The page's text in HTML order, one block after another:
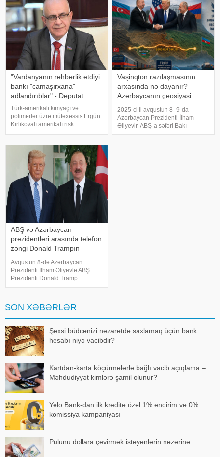
Əbdüləziz Əl Səud Pakistanın
nüvə silahı proqramın
əsas məsələlər üzrə həl
"Vardanyanın rəhbərlik etdiyi
bankı "camaşırxana"
adlandırıblar" - Deputat
Türk-amerikalı kimyaçı və
polimerlər üzrə mütəxəssis Ergün
Kırlıkovalı amerikalı risk
ünvanlayaraq, onun Ruben
Vardanyanı dəstəkləməsini və
Vardanyan həbsdə olduğu
müddətdə Bakıd
Vaşinqton razılaşmasının
arxasında nə dayanır? –
Azərbaycanın geosiyasi
2025-ci il avqustun 8–9-da
Azərbaycan Prezidenti İlham
Əliyevin ABŞ-a səfəri Bakı–
Vaşinqton münasibətlərində yeni
ABŞ və Azərbaycan
prezidentləri arasında telefon
zəngi Donald Trampın
Avqustun 8-də Azərbaycan
Prezidenti İlham Əliyevlə ABŞ
Prezidenti Donald Tramp
arasında telefon danışığı baş
əldə etdiyi məlumata görə, zəng
Vaşinqton Sül
SON XƏBƏRLƏR
Şəxsi büdcənizi nəzarətdə saxlamaq üçün bank
hesabı niyə vacibdir?
Kartdan-karta köçürmələrlə bağlı vacib açıqlama –
Məhdudiyyət kimlərə şamil olunur?
Yelo Bank-dan ilk kreditə özəl 1% endirim və 0%
komissiya kampaniyası
Pulunu dollara çevirmək istəyənlərin nəzərinə